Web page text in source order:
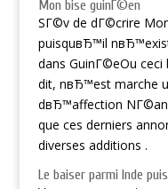
Mon bise guinГ©en
SГ©v de dГ©crire
puisquвЂ™il
dans GuinГ©eOu
dit, nвЂ™est marche
dвЂ™affection
que ces derniers
diverses additions .
Le baiser parmi Inde